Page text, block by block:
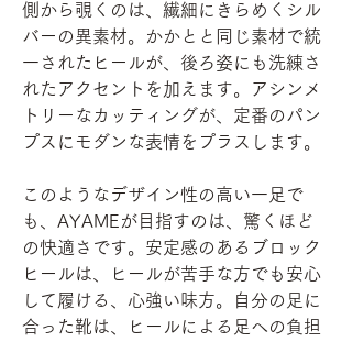
側から覗くのは、繊細にきらめくシル
バーの異素材。かかとと同じ素材で統
一されたヒールが、後ろ姿にも洗練さ
れたアクセントを加えます。アシンメ
トリーなカッティングが、定番のパン
プスにモダンな表情をプラスします。
このようなデザイン性の高い一足で
も、AYAMEが目指すのは、驚くほど
の快適さです。安定感のあるブロック
ヒールは、ヒールが苦手な方でも安心
して履ける、心強い味方。自分の足に
合った靴は、ヒールによる足への負担